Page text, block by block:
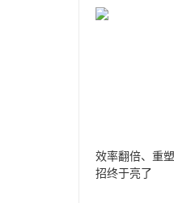
效率翻倍、重
招终于亮了